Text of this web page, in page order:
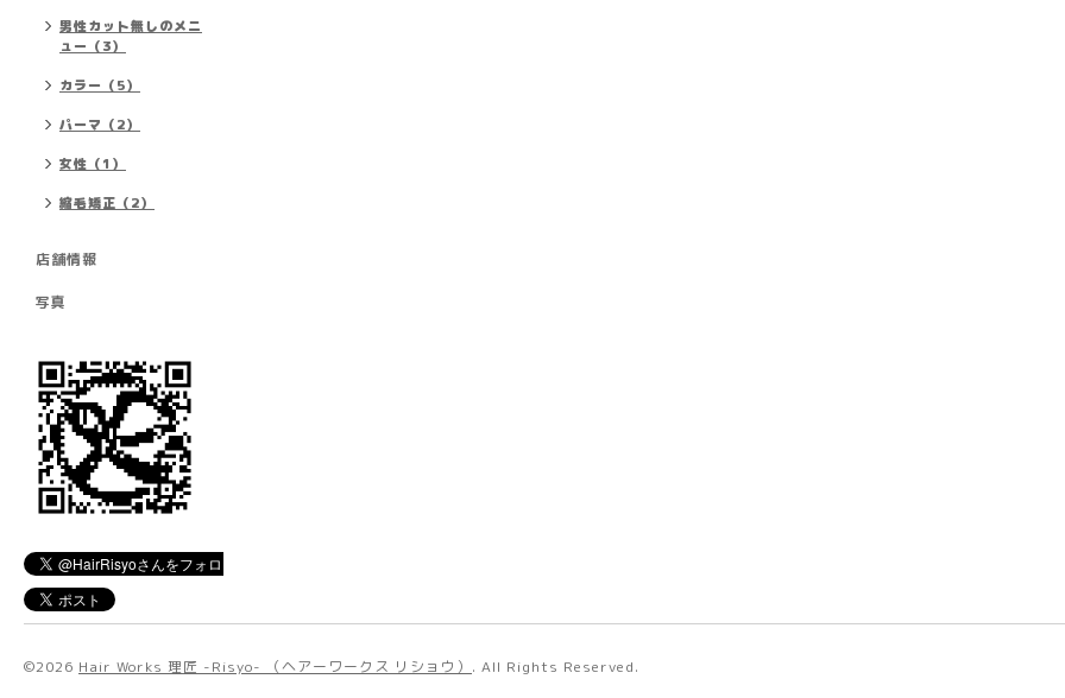
男性カット無しのメニ
ュー（3）
カラー（5）
パーマ（2）
女性（1）
縮毛矯正（2）
店舗情報
写真
©2026 Hair Works 理匠 -Risyo- （ヘアーワークス リショウ） . All Rights Reserved.